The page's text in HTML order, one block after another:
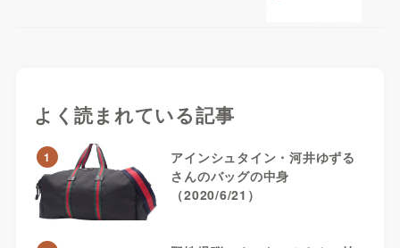
よく読まれている記事
1
アインシュタイン・河井ゆずる
さんのバッグの中身
（2020/6/21）